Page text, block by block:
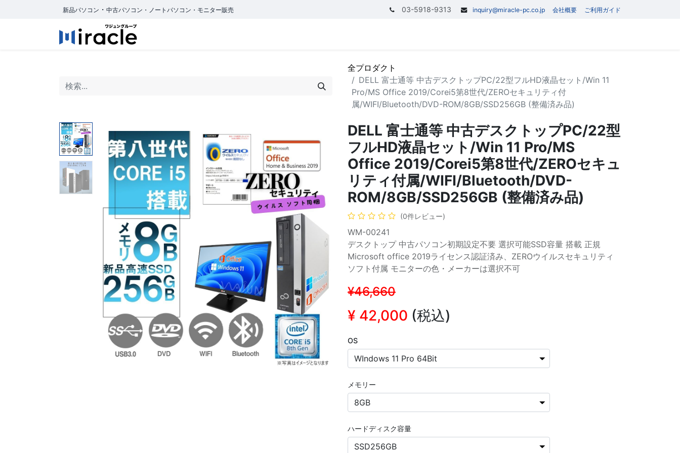
新品パソコン ・ 中古パソコン・ノートパソコン・モニター販売 03-5918-9313 inquiry@miracle-pc.co.jp 会社概要 ご利用ガイド
全プロダクト
DELL 富士通等 中古デスクトップPC/22型フルHD液晶セット/Win 11
Pro/MS Office 2019/Corei5第8世代/ZEROセキュリティ付
属/WIFI/Bluetooth/DVD-ROM/8GB/SSD256GB (整備済み品)
DELL 富士通等 中古デスクトップPC/22型
フルHD液晶セット/Win 11 Pro/MS
Office 2019/Corei5第8世代/ZEROセキュ
リティ付属/WIFI/Bluetooth/DVD-
ROM/8GB/SSD256GB (整備済み品)
(0件レビュー)
WM-00241
デスクトップ 中古パソコン初期設定不要 選択可能SSD容量 搭載 正規
Microsoft office 2019ライセンス認証済み、ZEROウイルスセキュリティ
ソフト付属 モニターの色・メーカーは選択不可
¥46,660
¥ 42,000 (税込)
OS
メモリー
ハードディスク容量